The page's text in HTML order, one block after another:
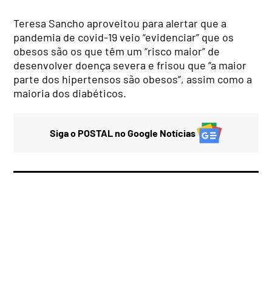
Teresa Sancho aproveitou para alertar que a
pandemia de covid-19 veio “evidenciar” que os
obesos são os que têm um “risco maior” de
desenvolver doença severa e frisou que “a maior
parte dos hipertensos são obesos”, assim como a
maioria dos diabéticos.
Siga o POSTAL no Google Notícias